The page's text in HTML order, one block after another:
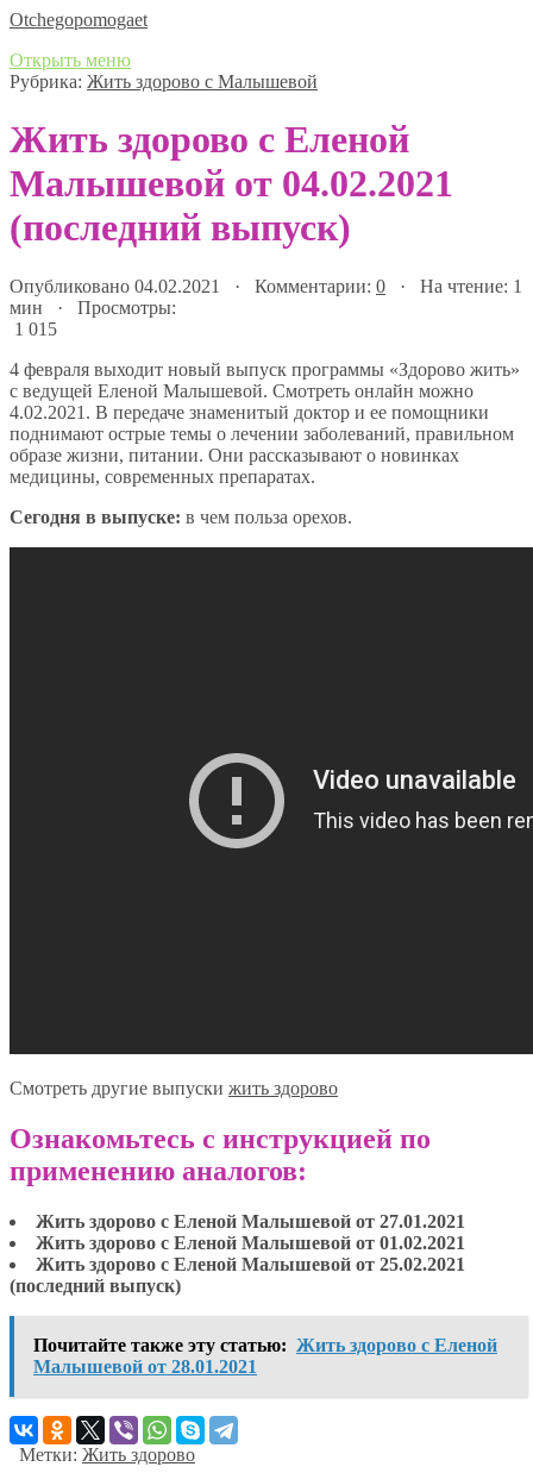
Оtchegopomogaet
Открыть меню
Рубрика: Жить здорово с Малышевой
Жить здорово с Еленой
Малышевой от 04.02.2021
(последний выпуск)
Опубликовано 04.02.2021 · Комментарии: 0 · На чтение: 1
мин · Просмотры:
1 015
4 февраля выходит новый выпуск программы «Здорово жить»
с ведущей Еленой Малышевой. Смотреть онлайн можно
4.02.2021. В передаче знаменитый доктор и ее помощники
поднимают острые темы о лечении заболеваний, правильном
образе жизни, питании. Они рассказывают о новинках
медицины, современных препаратах.
Сегодня в выпуске: в чем польза орехов.
Смотреть другие выпуски жить здорово
Ознакомьтесь с инструкцией по
применению аналогов:
Жить здорово с Еленой Малышевой от 27.01.2021
Жить здорово с Еленой Малышевой от 01.02.2021
Жить здорово с Еленой Малышевой от 25.02.2021
(последний выпуск)
Почитайте также эту статью: Жить здорово с Еленой
Малышевой от 28.01.2021
Метки: Жить здорово